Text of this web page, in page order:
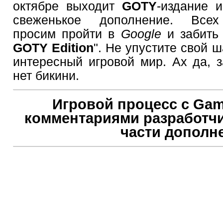
октябре выходит GOTY-издание
свеженькое дополнение. Всех
просим пройти в Google и
GOTY Edition". Не упустите свой
интересный игровой мир. Ах да,
нет бикини.
Игровой процесс с
комментариями
части